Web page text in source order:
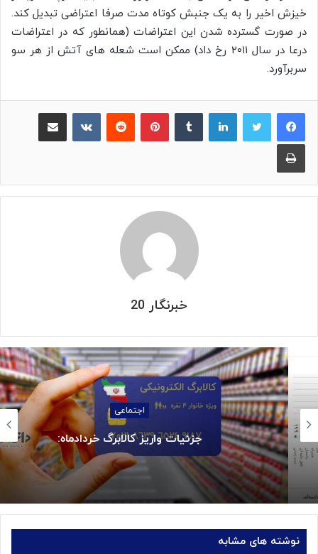
خیزش اخیر را به یک جنبش کوتاه مدت صرفا اعتراضی تبدیل کند.
در صورت گسترده شدن این اعتراضات (همانطور که در اعتراضات
درعا در سال ۲۰۱۱ رخ داد) ممکن است شعله های آتش از هر سو
سربرآورد.
لینکدین پینترست ‫رددیت
چاپ
خبرنگار 20
اجتماعی
جزئیات واریز کالابرگ خردادماه:
نوشته های مشابه